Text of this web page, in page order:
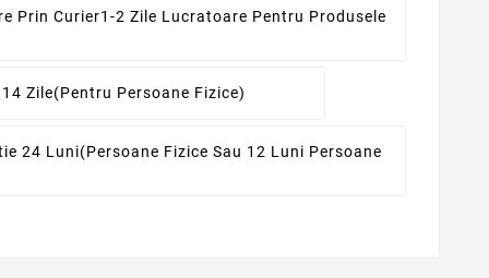
Prin Curier1-2 Zile Lucratoare Pentru Produsele
Zile(pentru Persoane Fizice)
24 Luni(persoane Fizice Sau 12 Luni Persoane